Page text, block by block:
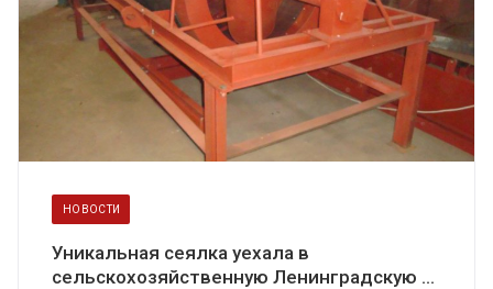
НОВОСТИ
Уникальная сеялка уехала в
сельскохозяйственную Ленинградскую ...